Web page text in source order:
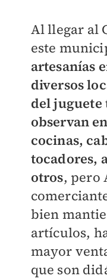
Al llegar al
este
artesanías
diversos
del juguete
observan
cocinas,
tocadores,
otros, pero
bien
artículos,
mayor
que son